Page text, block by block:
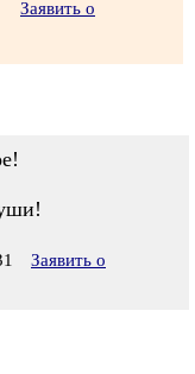
Заявить о
Заявить о